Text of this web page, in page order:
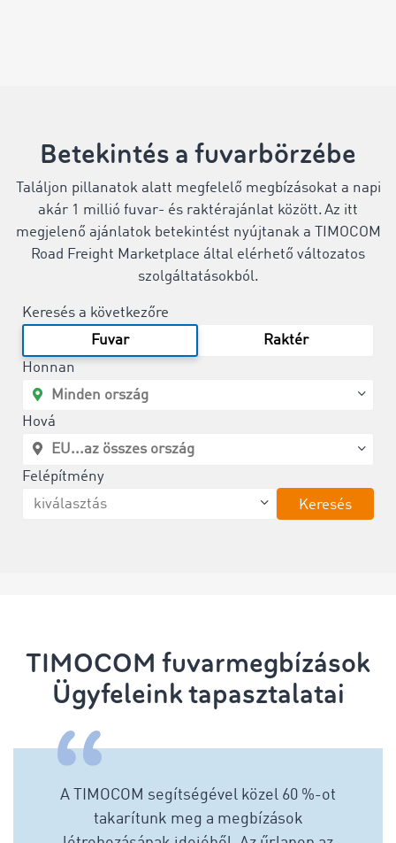
Betekintés a fuvarbörzébe
Találjon pillanatok alatt megfelelő megbízásokat a napi
akár 1 millió fuvar- és raktérajánlat között. Az itt
megjelenő ajánlatok betekintést nyújtanak a TIMOCOM
Road Freight Marketplace által elérhető változatos
szolgáltatásokból.
Keresés a következőre
Fuvar
Raktér
Honnan
Hová
Felépítmény
Keresés
TIMOCOM fuvarmegbízások
Ügyfeleink tapasztalatai
A TIMOCOM segítségével közel 60 %-ot
takarítunk meg a megbízások